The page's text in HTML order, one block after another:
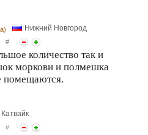
Нижний Новгород
#
количество так и
моркови и полмешка
помещаются.
Катвайк
#